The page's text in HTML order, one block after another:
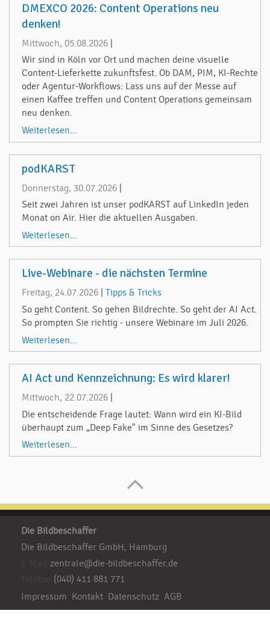
DMEXCO 2026: Content Operations neu
denken!
Mittwoch, 05.08.2026
Wir sind in Köln vor Ort und machen deine visuelle
Content-Lieferkette zukunftsfest. Ob DAM, PIM, KI-Rechte
oder Agentur-Workflows: Lass uns auf der Messe auf
einen Kaffee treffen und Content Operations gemeinsam
neu denken.
Weiterlesen...
podKARST
Donnerstag, 30.07.2026
Seit zwei Jahren ist unser podKARST auf LinkedIn jeden
Monat on Air. Hier die aktuellen Ausgaben.
Weiterlesen...
Live-Webinare - die nächsten Termine
Freitag, 24.07.2026
Tipps & Tricks
So geht Content. So gehen Bildrechte. So geht der AI Act.
So prompten Sie richtig - unsere Webinare im Juli 2026.
Weiterlesen...
AI Act und Kennzeichnung: Es wird klarer!
Mittwoch, 22.07.2026
Die entscheidende Frage lautet: Wann wird ein KI-Bild
überhaupt zum „Deep Fake" im Sinne des Gesetzes?
Weiterlesen...
Die Bildbeschaffer
Die Bildbeschaffer GmbH, Hamburg
zentrale@die-bildbeschaffer.de
(040) 411 881 771
Impressum Kontakt Datenschutz AGB